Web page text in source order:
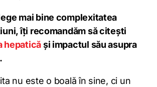
mai bine complexitatea
îți recomandăm să citești
hepaticăși impactul său asupra
nu este o boală în sine, ci un